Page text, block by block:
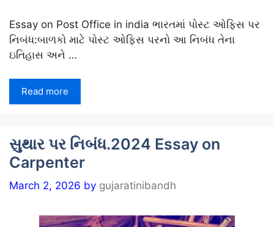
Essay on Post Office in india ભારતમાં પોસ્ટ ઓફિસ પર
નિબંધ:બાળકો માટે પોસ્ટ ઓફિસ પરનો આ નિબંધ તેના
ઇતિહાસ અને …
Read more
સુથાર પર નિબંધ.2024 Essay on
Carpenter
March 2, 2026 by gujaratinibandh